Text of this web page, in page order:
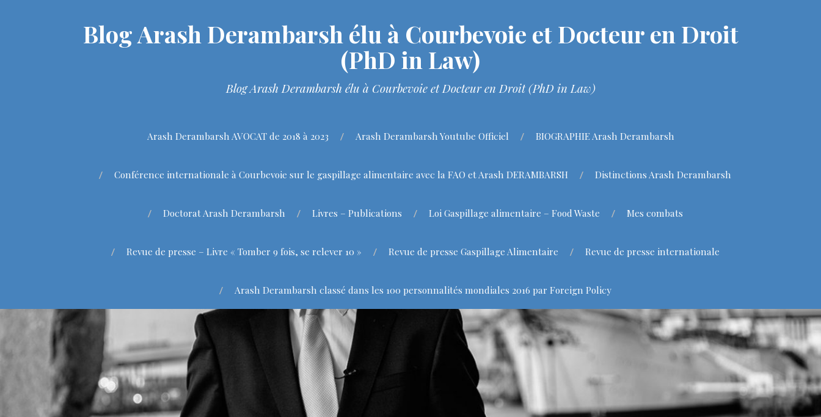
Blog Arash Derambarsh élu à Courbevoie et Docteur en Droit
(PhD in Law)
Blog Arash Derambarsh élu à Courbevoie et Docteur en Droit (PhD in Law)
Arash Derambarsh AVOCAT de 2018 à 2023 Arash Derambarsh Youtube Officiel BIOGRAPHIE Arash Derambarsh
Conférence internationale à Courbevoie sur le gaspillage alimentaire avec la FAO et Arash DERAMBARSH Distinctions Arash Derambarsh
Doctorat Arash Derambarsh Livres – Publications Loi Gaspillage alimentaire – Food Waste Mes combats
Revue de presse – Livre « Tomber 9 fois, se relever 10 » Revue de presse Gaspillage Alimentaire Revue de presse internationale
Arash Derambarsh classé dans les 100 personnalités mondiales 2016 par Foreign Policy